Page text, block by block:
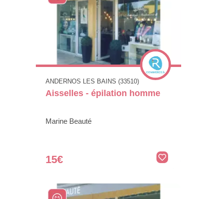
ANDERNOS LES BAINS (33510)
Aisselles - épilation homme
Marine Beauté
15€